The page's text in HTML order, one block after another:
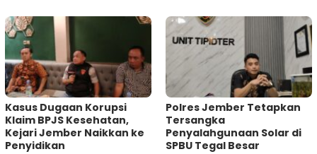
Kasus Dugaan Korupsi
Klaim BPJS Kesehatan,
Kejari Jember Naikkan ke
Penyidikan
Polres Jember Tetapkan
Tersangka
Penyalahgunaan Solar di
SPBU Tegal Besar